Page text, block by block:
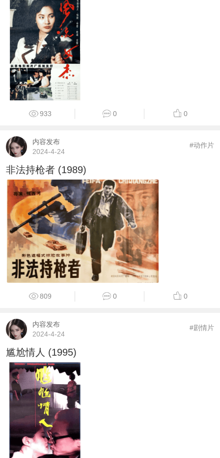
933 0 0
内容发布
2024-4-24
#动作片
非法持枪者 (1989)
809 0 0
内容发布
2024-4-24
#剧情片
尴尬情人 (1995)